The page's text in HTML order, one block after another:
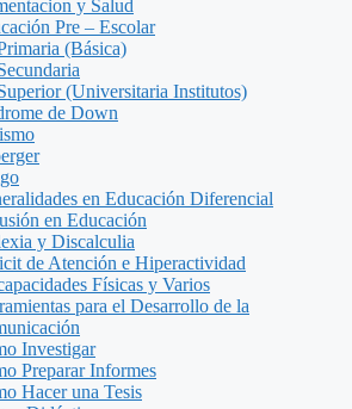
y Salud
Pre – Escolar
(Básica)
(Universitaria Institutos)
de Down
en Educación Diferencial
en Educación
y Discalculia
de Atención e Hiperactividad
Físicas y Varios
para el Desarrollo de la
Investigar
Preparar Informes
Hacer una Tesis